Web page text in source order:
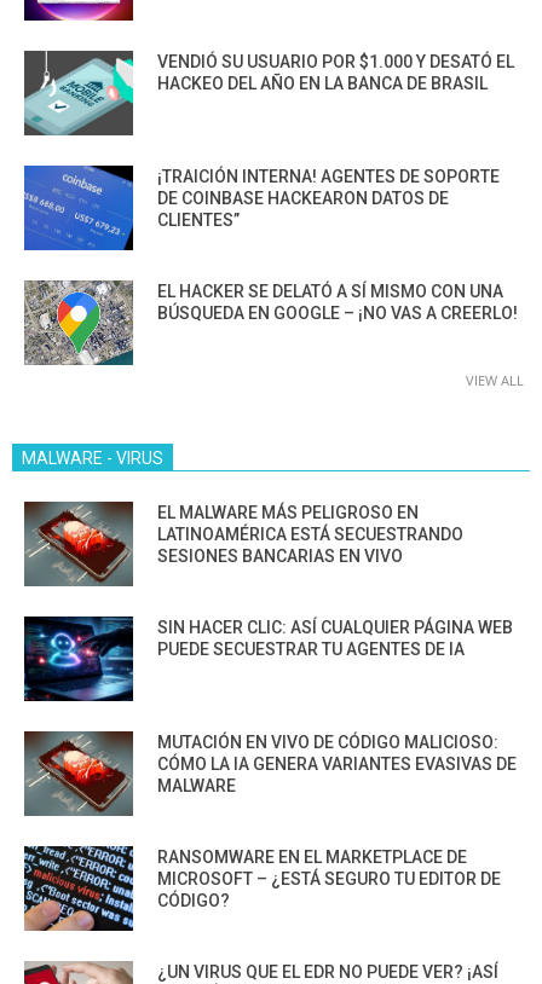
VENDIÓ SU USUARIO POR $1.000 Y DESATÓ EL
HACKEO DEL AÑO EN LA BANCA DE BRASIL
¡TRAICIÓN INTERNA! AGENTES DE SOPORTE
DE COINBASE HACKEARON DATOS DE
CLIENTES”
EL HACKER SE DELATÓ A SÍ MISMO CON UNA
BÚSQUEDA EN GOOGLE – ¡NO VAS A CREERLO!
VIEW ALL
MALWARE - VIRUS
EL MALWARE MÁS PELIGROSO EN
LATINOAMÉRICA ESTÁ SECUESTRANDO
SESIONES BANCARIAS EN VIVO
SIN HACER CLIC: ASÍ CUALQUIER PÁGINA WEB
PUEDE SECUESTRAR TU AGENTES DE IA
MUTACIÓN EN VIVO DE CÓDIGO MALICIOSO:
CÓMO LA IA GENERA VARIANTES EVASIVAS DE
MALWARE
RANSOMWARE EN EL MARKETPLACE DE
MICROSOFT – ¿ESTÁ SEGURO TU EDITOR DE
CÓDIGO?
¿UN VIRUS QUE EL EDR NO PUEDE VER? ¡ASÍ